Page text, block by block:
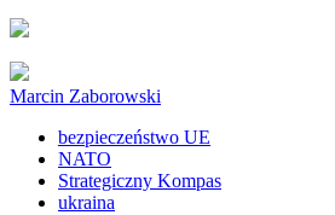
Marcin Zaborowski
bezpieczeństwo UE
NATO
Strategiczny Kompas
ukraina